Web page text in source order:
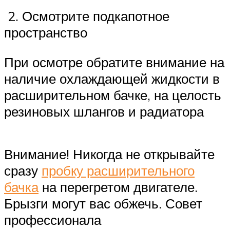
2. Осмотрите подкапотное
пространство
При осмотре обратите внимание на
наличие охлаждающей жидкости в
расширительном бачке, на целость
резиновых шлангов и радиатора
Внимание! Никогда не открывайте
сразу пробку расширительного
бачкана перегретом двигателе.
Брызги могут вас обжечь. Совет
профессионала